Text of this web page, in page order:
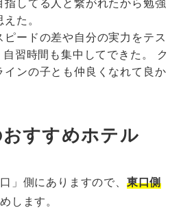
指してる人と繋がれたから勉強
た。
ピードの差や自分の実力をテス
自習時間も集中してできた。 ク
インの子とも仲良くなれて良か
すすめホテル
」側にありますので、 東口側
します。